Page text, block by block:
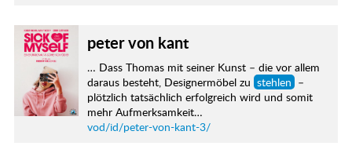
peter von kant
… Dass Thomas mit seiner Kunst – die vor allem
daraus besteht, Designermöbel zu stehlen –
plötzlich tatsächlich erfolgreich wird und somit
mehr Aufmerksamkeit…
vod/id/peter-von-kant-3/